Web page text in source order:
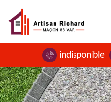
indisponible